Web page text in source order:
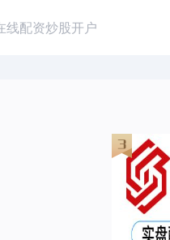
线配资炒股开户